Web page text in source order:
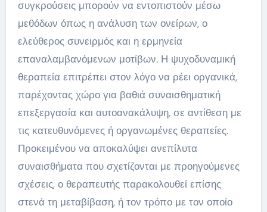
συγκρούσεις μπορούν να εντοπιστούν μέσω
μεθόδων όπως η ανάλυση των ονείρων, ο
ελεύθερος συνειρμός και η ερμηνεία
επαναλαμβανόμενων μοτίβων. Η ψυχοδυναμική
θεραπεία επιτρέπει στον λόγο να ρέει οργανικά,
παρέχοντας χώρο για βαθιά συναισθηματική
επεξεργασία και αυτοανακάλυψη, σε αντίθεση με
τις κατευθυνόμενες ή οργανωμένες θεραπείες.
Προκειμένου να αποκαλύψει ανεπίλυτα
συναισθήματα που σχετίζονται με προηγούμενες
σχέσεις, ο θεραπευτής παρακολουθεί επίσης
στενά τη μεταβίβαση, ή τον τρόπο με τον οποίο